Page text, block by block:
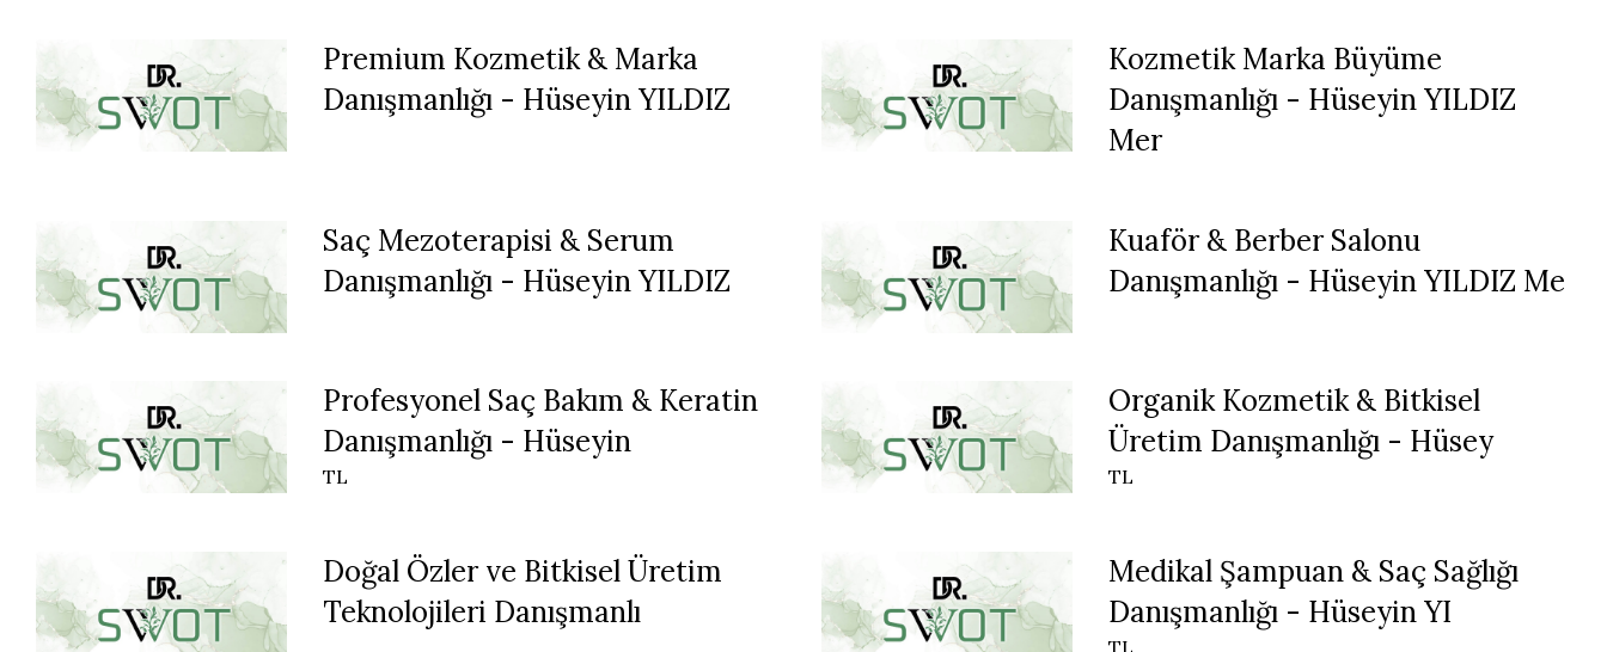
Premium Kozmetik & Marka
Danışmanlığı - Hüseyin YILDIZ
Kozmetik Marka Büyüme
Danışmanlığı - Hüseyin YILDIZ
Mer
Saç Mezoterapisi & Serum
Danışmanlığı - Hüseyin YILDIZ
Kuaför & Berber Salonu
Danışmanlığı - Hüseyin YILDIZ Me
Profesyonel Saç Bakım & Keratin
Danışmanlığı - Hüseyin
TL
Organik Kozmetik & Bitkisel
Üretim Danışmanlığı - Hüsey
TL
Doğal Özler ve Bitkisel Üretim
Teknolojileri Danışmanlı
Medikal Şampuan & Saç Sağlığı
Danışmanlığı - Hüseyin YI